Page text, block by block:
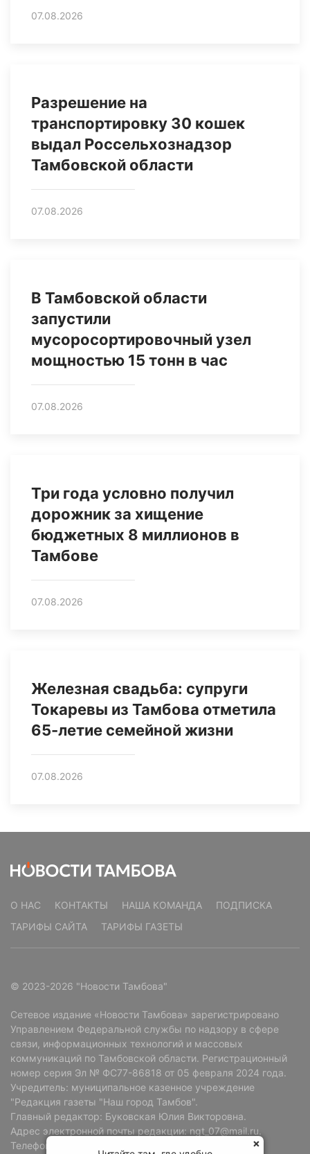
07.08.2026
Разрешение на
транспортировку 30 кошек
выдал Россельхознадзор
Тамбовской области
07.08.2026
В Тамбовской области
запустили
мусоросортировочный узел
мощностью 15 тонн в час
07.08.2026
Три года условно получил
дорожник за хищение
бюджетных 8 миллионов в
Тамбове
07.08.2026
Железная свадьба: супруги
Токаревы из Тамбова отметила
65-летие семейной жизни
07.08.2026
О НАС КОНТАКТЫ НАША КОМАНДА
ПОДПИСКА
ТАРИФЫ САЙТА
ТАРИФЫ ГАЗЕТЫ
© 2023-2026 "Новости Тамбова"
Сетевое издание «Новости Тамбова» зарегистрировано
Управлением Федеральной службы по надзору в сфере
связи, информационных технологий и массовых
коммуникаций по Тамбовской области. Регистрационный
номер серия Эл № ФС77-86818 от 05 февраля 2024 года.
Учредитель: муниципальное казенное учреждение
"Редакция газеты "Наш город Тамбов".
Главный редактор: Буковская Юлия Викторовна.
Адрес электронной почты редакции: ngt_07@mail.ru.
Телефон редакции: +7 (4752) 72-69-37.